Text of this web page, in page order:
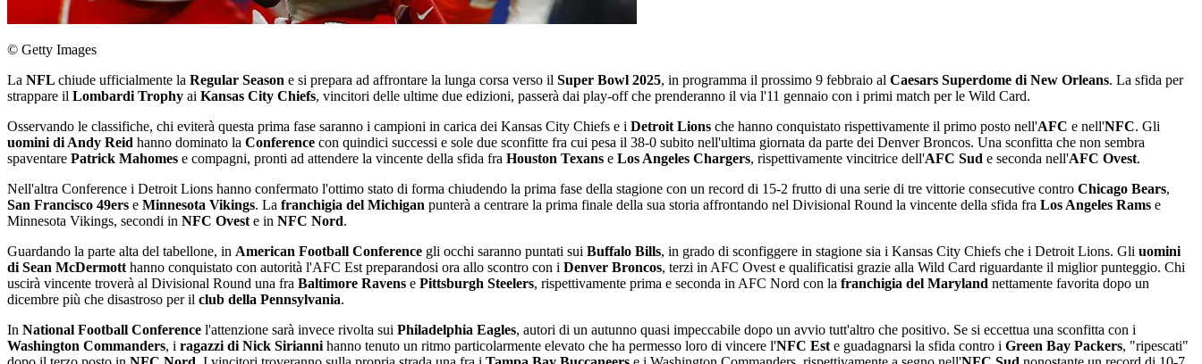
© Getty Images
La NFL chiude ufficialmente la Regular Season e si prepara ad affrontare la lunga corsa verso il Super Bowl 2025, in programma il prossimo 9 febbraio al Caesars Superdome di New Orleans. La sfida per
strappare il Lombardi Trophy ai Kansas City Chiefs, vincitori delle ultime due edizioni, passerà dai play-off che prenderanno il via l'11 gennaio con i primi match per le Wild Card.
Osservando le classifiche, chi eviterà questa prima fase saranno i campioni in carica dei Kansas City Chiefs e i Detroit Lions che hanno conquistato rispettivamente il primo posto nell'AFC e nell'NFC. Gli
uomini di Andy Reid hanno dominato la Conference con quindici successi e sole due sconfitte fra cui pesa il 38-0 subito nell'ultima giornata da parte dei Denver Broncos. Una sconfitta che non sembra
spaventare Patrick Mahomes e compagni, pronti ad attendere la vincente della sfida fra Houston Texans e Los Angeles Chargers, rispettivamente vincitrice dell'AFC Sud e seconda nell'AFC Ovest.
Nell'altra Conference i Detroit Lions hanno confermato l'ottimo stato di forma chiudendo la prima fase della stagione con un record di 15-2 frutto di una serie di tre vittorie consecutive contro Chicago Bears,
San Francisco 49ers e Minnesota Vikings. La franchigia del Michigan punterà a centrare la prima finale della sua storia affrontando nel Divisional Round la vincente della sfida fra Los Angeles Rams e
Minnesota Vikings, secondi in NFC Ovest e in NFC Nord.
Guardando la parte alta del tabellone, in American Football Conference gli occhi saranno puntati sui Buffalo Bills, in grado di sconfiggere in stagione sia i Kansas City Chiefs che i Detroit Lions. Gli uomini
di Sean McDermott hanno conquistato con autorità l'AFC Est preparandosi ora allo scontro con i Denver Broncos, terzi in AFC Ovest e qualificatisi grazie alla Wild Card riguardante il miglior punteggio. Chi
uscirà vincente troverà al Divisional Round una fra Baltimore Ravens e Pittsburgh Steelers, rispettivamente prima e seconda in AFC Nord con la franchigia del Maryland nettamente favorita dopo un
dicembre più che disastroso per il club della Pennsylvania.
In National Football Conference l'attenzione sarà invece rivolta sui Philadelphia Eagles, autori di un autunno quasi impeccabile dopo un avvio tutt'altro che positivo. Se si eccettua una sconfitta con i
Washington Commanders, i ragazzi di Nick Sirianni hanno tenuto un ritmo particolarmente elevato che ha permesso loro di vincere l'NFC Est e guadagnarsi la sfida contro i Green Bay Packers, "ripescati"